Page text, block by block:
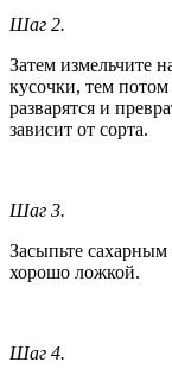
Шаг 2.
Затем измельчите
кусочки, тем потом
разварятся и
зависит от сорта.
Шаг 3.
Засыпьте
хорошо ложкой.
Шаг 4.